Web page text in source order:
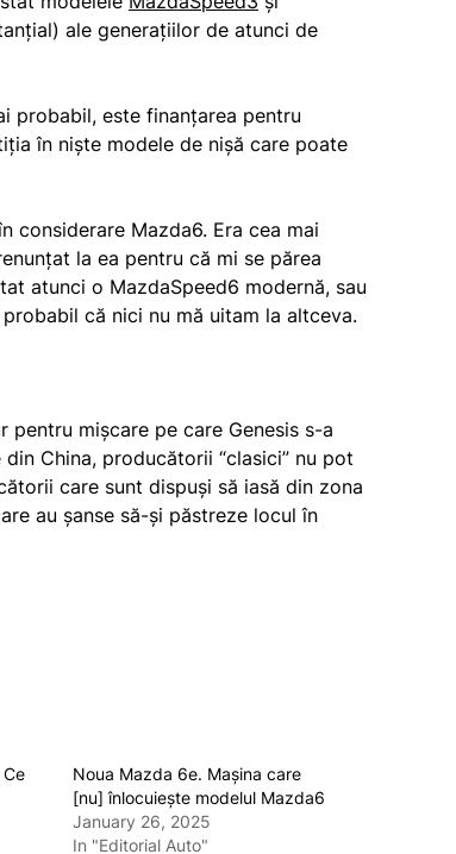
ale generațiilor de atunci de
probabil, este finanțarea pentru
în niște modele de nișă care poate
considerare Mazda6. Era cea mai
la ea pentru că mi se părea
atunci o MazdaSpeed6 modernă, sau
că nici nu mă uitam la altceva.
mișcare pe care Genesis s-a
China, producătorii “clasici” nu pot
care sunt dispuși să iasă din zona
au șanse să-și păstreze locul în
Noua Mazda 6e. Mașina care
[nu] înlocuiește modelul Mazda6
January 26, 2025
In "Editorial Auto"